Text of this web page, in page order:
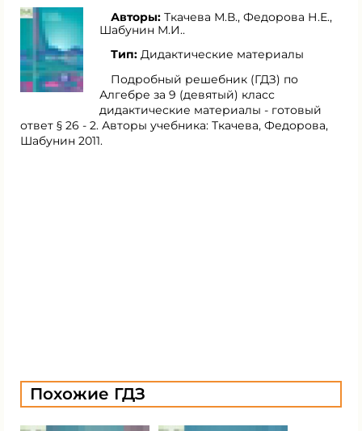
Авторы: Ткачева М.В., Федорова Н.Е.,
Шабунин М.И..
Тип: Дидактические материалы
Подробный решебник (ГДЗ) по
Алгебре за 9 (девятый) класс
дидактические материалы - готовый
ответ § 26 - 2. Авторы учебника: Ткачева, Федорова,
Шабунин 2011.
Похожие ГДЗ